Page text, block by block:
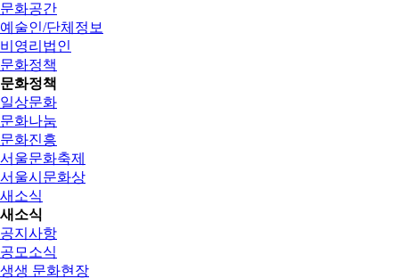
문화공간
예술인/단체정보
비영리법인
문화정책
문화정책
일상문화
문화나눔
문화진흥
서울문화축제
서울시문화상
새소식
새소식
공지사항
공모소식
생생 문화현장